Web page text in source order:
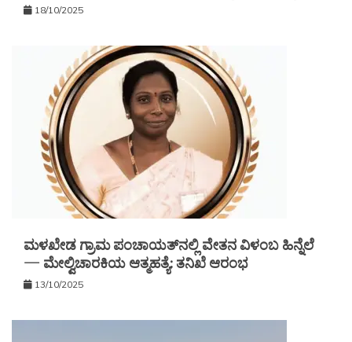
18/10/2025
ಮಳಖೇಡ ಗ್ರಾಮ ಪಂಚಾಯತ್‌ನಲ್ಲಿ ವೇತನ ವಿಳಂಬ ಹಿನ್ನೆಲೆ
— ಮೇಲ್ವಿಚಾರಕಿಯ ಆತ್ಮಹತ್ಯೆ: ತನಿಖೆ ಆರಂಭ
13/10/2025